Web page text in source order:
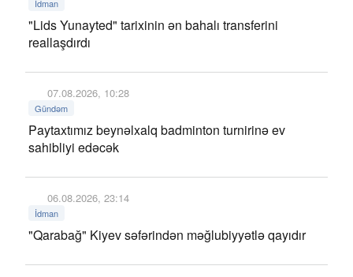
İdman
"Lids Yunayted" tarixinin ən bahalı transferini
reallaşdırdı
07.08.2026, 10:28
Gündəm
Paytaxtımız beynəlxalq badminton turnirinə ev
sahibliyi edəcək
06.08.2026, 23:14
İdman
"Qarabağ" Kiyev səfərindən məğlubiyyətlə qayıdır